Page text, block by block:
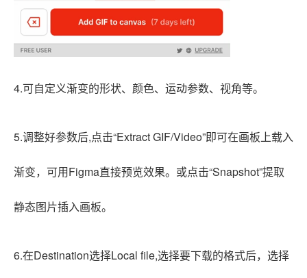
4.可自定义渐变的形状、颜色、运动参数、视角等。
5.调整好参数后,点击“Extract GIF/Video”即可在画板上载入
渐变，可用Figma直接预览效果。 或点击“Snapshot”提取
静态图片插入画板。
6.在Destination选择Local file,选择要下载的格式后，选择